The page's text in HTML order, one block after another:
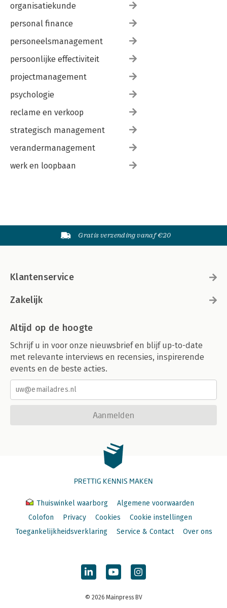
organisatiekunde
personal finance
personeelsmanagement
persoonlijke effectiviteit
projectmanagement
psychologie
reclame en verkoop
strategisch management
verandermanagement
werk en loopbaan
Gratis verzending vanaf €20
Klantenservice
Zakelijk
Altijd op de hoogte
Schrijf u in voor onze nieuwsbrief en blijf up-to-date
met relevante interviews en recensies, inspirerende
events en de beste acties.
Aanmelden
PRETTIG KENNIS MAKEN
Thuiswinkel waarborg
Algemene voorwaarden
Colofon
Privacy Cookies
Cookie instellingen
Toegankelijkheidsverklaring
Service & Contact Over ons
© 2026 Mainpress BV